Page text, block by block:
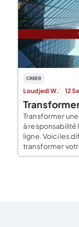
du Dirigeant
questions.
CREER
Loudjedi W. 12
Transformer
à
ligne. Voici les
transformer
force de l’EURL